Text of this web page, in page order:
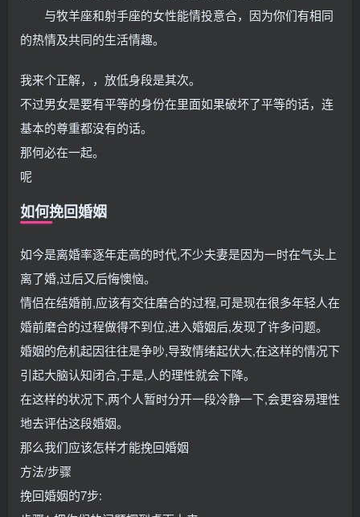
与牧羊座和射手座的女性能情投意合，因为你们有相同
的热情及共同的生活情趣。
我来个正解，，放低身段是其次。
不过男女是要有平等的身份在里面如果破坏了平等的话，连
基本的尊重都没有的话。
那何必在一起。
呢
如何挽回婚姻
如今是离婚率逐年走高的时代,不少夫妻是因为一时在气头上
离了婚,过后又后悔懊恼。
情侣在结婚前,应该有交往磨合的过程,可是现在很多年轻人在
婚前磨合的过程做得不到位,进入婚姻后,发现了许多问题。
婚姻的危机起因往往是争吵,导致情绪起伏大,在这样的情况下
引起大脑认知闭合,于是,人的理性就会下降。
在这样的状况下,两个人暂时分开一段冷静一下,会更容易理性
地去评估这段婚姻。
那么我们应该怎样才能挽回婚姻
方法/步骤
挽回婚姻的7步: